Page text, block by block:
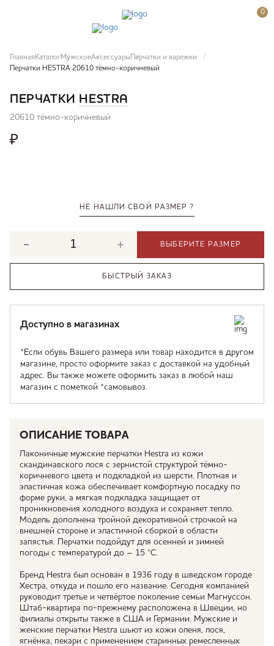
0
Главная КаталогМужскоеАксессуары Перчатки и варежки
Перчатки HESTRA 20610 тёмно-коричневый
ПЕРЧАТКИ HESTRA
20610 тёмно-коричневый
₽
НЕ НАШЛИ СВОЙ РАЗМЕР ?
ВЫБЕРИТЕ РАЗМЕР
БЫСТРЫЙ ЗАКАЗ
Доступно в магазинах
*Если обувь Вашего размера или товар находится в другом
магазине, просто оформите заказ с доставкой на удобный
адрес. Вы также можете оформить заказ в любой наш
магазин с пометкой *самовывоз.
ОПИСАНИЕ ТОВАРА
Лаконичные мужские перчатки Hestra из кожи
скандинавского лося с зернистой структурой тёмно-
коричневого цвета и подкладкой из шерсти. Плотная и
эластичная кожа обеспечивает комфортную посадку по
форме руки, а мягкая подкладка защищает от
проникновения холодного воздуха и сохраняет тепло.
Модель дополнена тройной декоративной строчкой на
внешней стороне и эластичной сборкой в области
запястья. Перчатки подойдут для осенней и зимней
погоды с температурой до – 15 °С.
Бренд Hestra был основан в 1936 году в шведском городе
Хестра, откуда и пошло его название. Сегодня компанией
руководит третье и четвёртое поколение семьи Магнуссон.
Штаб-квартира по-прежнему расположена в Швеции, но
филиалы открыты также в США и Германии. Мужские и
женские перчатки Hestra шьют из кожи оленя, лося,
ягнёнка, пекари с применением старинных ремесленных